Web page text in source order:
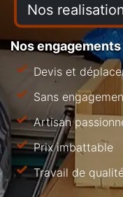
Nos
Nos engagements
Devis et
Sans
Artisan
Prix imbattable
Travail de